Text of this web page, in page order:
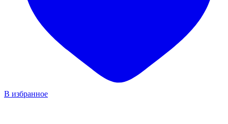
В избранное